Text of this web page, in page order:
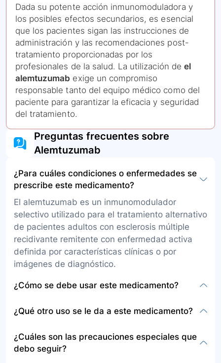
Dada su potente acción inmunomoduladora y
los posibles efectos secundarios, es esencial
que los pacientes sigan las instrucciones de
administración y las recomendaciones post-
tratamiento proporcionadas por los
profesionales de la salud. La utilización de el
alemtuzumab exige un compromiso
responsable tanto del equipo médico como del
paciente para garantizar la eficacia y seguridad
del tratamiento.
Preguntas frecuentes sobre
Alemtuzumab
¿Para cuáles condiciones o enfermedades se
prescribe este medicamento?
El alemtuzumab es un inmunomodulador
selectivo utilizado para el tratamiento alternativo
de pacientes adultos con esclerosis múltiple
recidivante remitente con enfermedad activa
definida por características clínicas o por
imágenes de diagnóstico.
¿Cómo se debe usar este medicamento?
administrarse por una vena (infusión
en un entorno hospitalario para monitoreo. Se
administra generalmente en dosis crecientes
¿Qué otro uso se le da a este medicamento?
recidivante remitente, actúa al activar el sistema
inmunitario para destruir las células cancerosas.
¿Cuáles son las precauciones especiales que
debo seguir?